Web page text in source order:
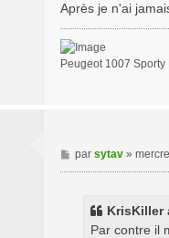
e
Après je n'ai
Peugeot 1007
M
e
par sytav»
KrisKiller
Par contre il